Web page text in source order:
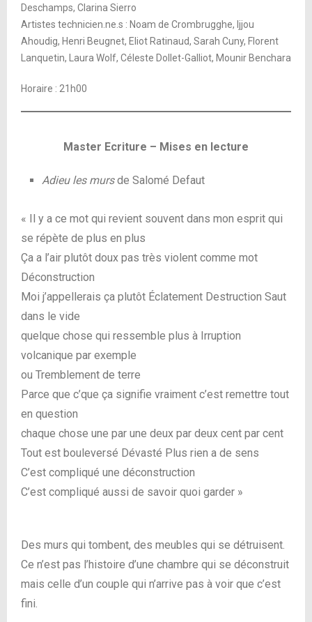
Deschamps, Clarina Sierro
Artistes technicien.ne.s : Noam de Crombrugghe, Ijjou
Ahoudig, Henri Beugnet, Eliot Ratinaud, Sarah Cuny, Florent
Lanquetin, Laura Wolf, Céleste Dollet-Galliot, Mounir Benchara
Horaire : 21h00
Master Ecriture – Mises en lecture
Adieu les mursde Salomé Defaut
« Il y a ce mot qui revient souvent dans mon esprit qui
se répète de plus en plus
Ça a l’air plutôt doux pas très violent comme mot
Déconstruction
Moi j’appellerais ça plutôt Éclatement Destruction Saut
dans le vide
quelque chose qui ressemble plus à Irruption
volcanique par exemple
ou Tremblement de terre
Parce que c’que ça signifie vraiment c’est remettre tout
en question
chaque chose une par une deux par deux cent par cent
Tout est bouleversé Dévasté Plus rien a de sens
C’est compliqué une déconstruction
C’est compliqué aussi de savoir quoi garder »
Des murs qui tombent, des meubles qui se détruisent.
Ce n’est pas l’histoire d’une chambre qui se déconstruit
mais celle d’un couple qui n’arrive pas à voir que c’est
fini.